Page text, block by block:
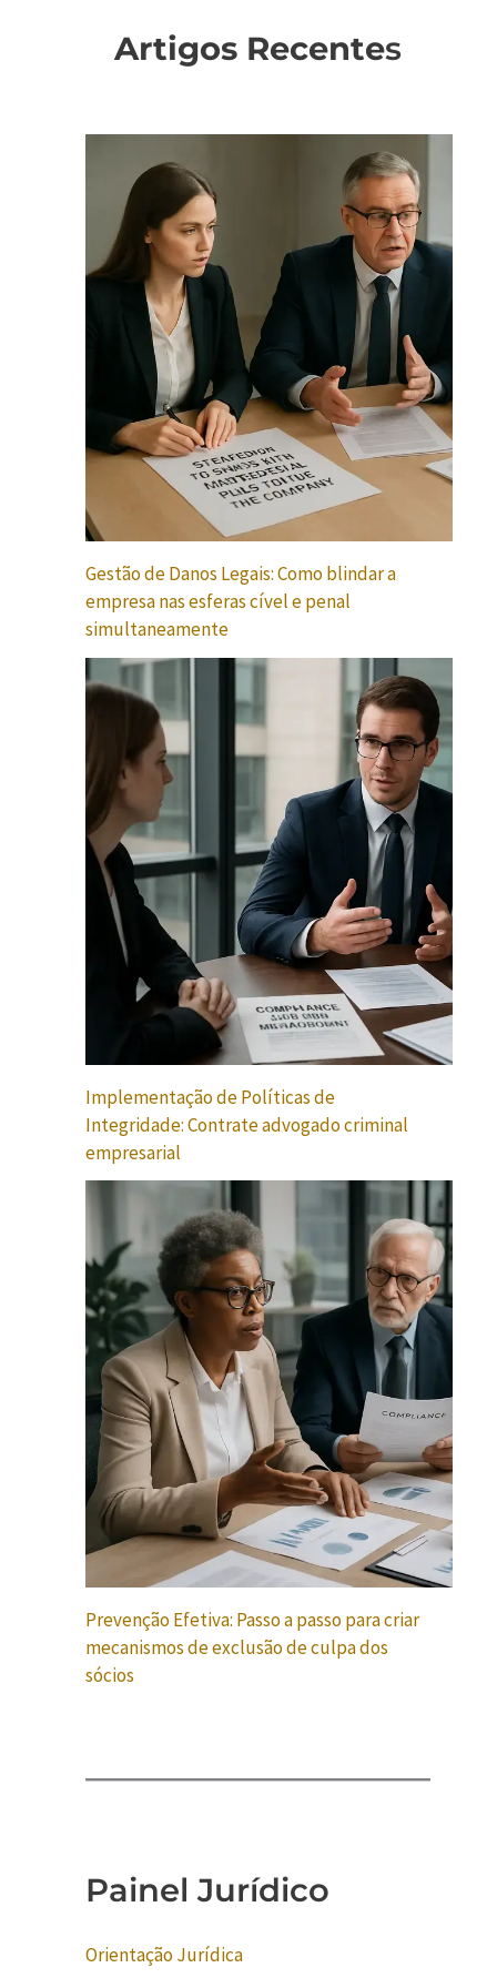
Artigos Recentes
Gestão de Danos Legais: Como blindar a
empresa nas esferas cível e penal
simultaneamente
Implementação de Políticas de
Integridade: Contrate advogado criminal
empresarial
Prevenção Efetiva: Passo a passo para criar
mecanismos de exclusão de culpa dos
sócios
Painel Jurídico
Orientação Jurídica